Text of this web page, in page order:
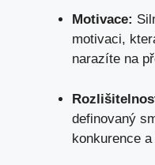
Motivace:
motivaci,
narazíte na
definovaný
konkurence